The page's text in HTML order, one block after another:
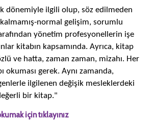
dönemiyle ilgili olup, söz edilmeden
normal gelişim, sorumlu
yönetim profesyonellerin işe
kitabın kapsamında. Ayrıca, kitap
ve hatta, zaman zaman, mizahı. Her
okuması gerek. Aynı zamanda,
ilgilenen değişik mesleklerdeki
bir kitap."
için tıklayınız